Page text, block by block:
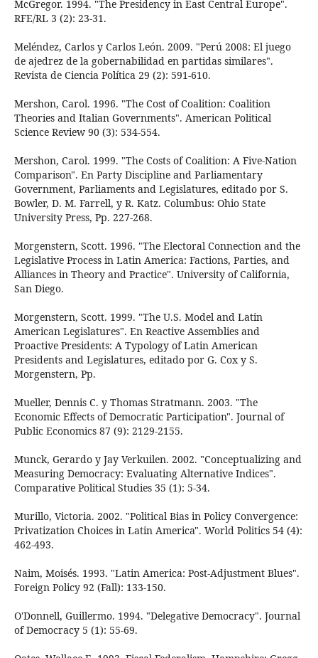
McGregor. 1994. "The Presidency in East Central Europe".
RFE/RL 3 (2): 23-31.
Meléndez, Carlos y Carlos León. 2009. "Perú 2008: El juego
de ajedrez de la gobernabilidad en partidas similares".
Revista de Ciencia Política 29 (2): 591-610.
Mershon, Carol. 1996. "The Cost of Coalition: Coalition
Theories and Italian Governments". American Political
Science Review 90 (3): 534-554.
Mershon, Carol. 1999. "The Costs of Coalition: A Five-Nation
Comparison". En Party Discipline and Parliamentary
Government, Parliaments and Legislatures, editado por S.
Bowler, D. M. Farrell, y R. Katz. Columbus: Ohio State
University Press, Pp. 227-268.
Morgenstern, Scott. 1996. "The Electoral Connection and the
Legislative Process in Latin America: Factions, Parties, and
Alliances in Theory and Practice". University of California,
San Diego.
Morgenstern, Scott. 1999. "The U.S. Model and Latin
American Legislatures". En Reactive Assemblies and
Proactive Presidents: A Typology of Latin American
Presidents and Legislatures, editado por G. Cox y S.
Morgenstern, Pp.
Mueller, Dennis C. y Thomas Stratmann. 2003. "The
Economic Effects of Democratic Participation". Journal of
Public Economics 87 (9): 2129-2155.
Munck, Gerardo y Jay Verkuilen. 2002. "Conceptualizing and
Measuring Democracy: Evaluating Alternative Indices".
Comparative Political Studies 35 (1): 5-34.
Murillo, Victoria. 2002. "Political Bias in Policy Convergence:
Privatization Choices in Latin America". World Politics 54 (4):
462-493.
Naim, Moisés. 1993. "Latin America: Post-Adjustment Blues".
Foreign Policy 92 (Fall): 133-150.
O'Donnell, Guillermo. 1994. "Delegative Democracy". Journal
of Democracy 5 (1): 55-69.